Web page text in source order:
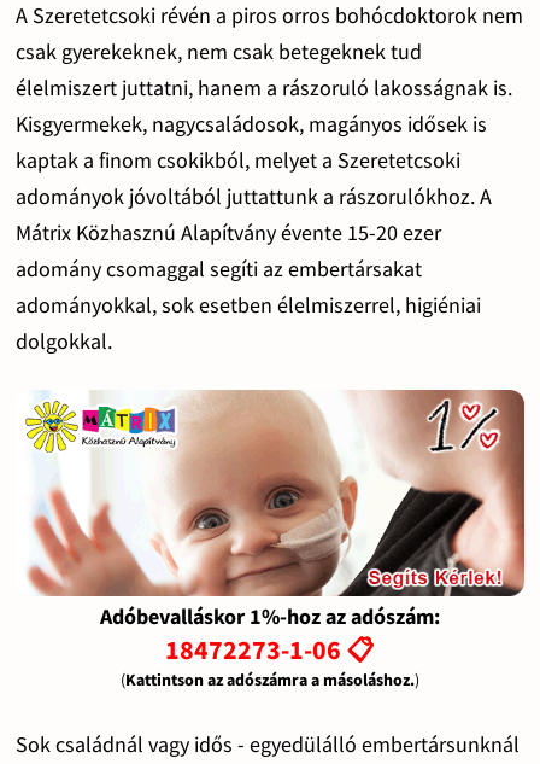
A Szeretetcsoki révén a piros orros bohócdoktorok nem
csak gyerekeknek, nem csak betegeknek tud
élelmiszert juttatni, hanem a rászoruló lakosságnak is.
Kisgyermekek, nagycsaládosok, magányos idősek is
kaptak a finom csokikból, melyet a Szeretetcsoki
adományok jóvoltából juttattunk a rászorulókhoz. A
Mátrix Közhasznú Alapítvány évente 15-20 ezer
adomány csomaggal segíti az embertársakat
adományokkal, sok esetben élelmiszerrel, higiéniai
dolgokkal.
Adóbevalláskor 1%-hoz az adószám:
18472273-1-06 📋
(Kattintson az adószámra a másoláshoz.)
Sok családnál vagy idős - egyedülálló embertársunknál